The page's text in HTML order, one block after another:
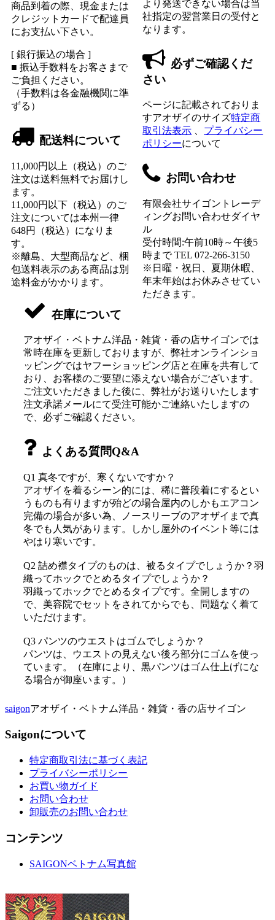
商品到着の際、現金または
クレジットカードで配達員
にお支払い下さい。
[ 銀行振込の場合 ]
■ 振込手数料をお客さまで
ご負担ください。
（手数料は各金融機関に準
ずる）
配送料について
11,000円以上（税込）のご
注文は送料無料でお届けし
ます。
11,000円以下（税込）のご
注文については本州一律
648円（税込）になりま
す。
※離島、大型商品など、梱
包送料表示のある商品は別
途料金がかかります。
より発送できない場合は当
社指定の翌営業日の受付と
なります。
必ずご確認くだ
さい
ページに記載されておりま
すアオザイのサイズ特定商
取引法表示 、 プライバシー
ポリシーについて
お問い合わせ
有限会社サイゴントレーデ
ィングお問い合わせダイヤ
ル
受付時間:午前10時～午後5
時まで TEL 072-266-3150
※日曜・祝日、夏期休暇、
年末年始はお休みさせてい
ただきます。
在庫について
アオザイ・ベトナム洋品・雑貨・香の店サイゴンでは
常時在庫を更新しておりますが、弊社オンラインショ
ッピングではヤフーショッピング店と在庫を共有して
おり、お客様のご要望に添えない場合がございます。
ご注文いただきました後に、弊社がお送りいたします
注文承諾メールにて受注可能かご連絡いたしますの
で、必ずご確認ください。
よくある質問Q&A
Q1 真冬ですが、寒くないですか？
アオザイを着るシーン的には、稀に普段着にするとい
うものも有りますが殆どの場合屋内のしかもエアコン
完備の場合が多い為、ノースリーブのアオザイまで真
冬でも人気があります。しかし屋外のイベント等には
やはり寒いです。
Q2 詰め襟タイプのものは、被るタイプでしょうか？羽
織ってホックでとめるタイプでしょうか？
羽織ってホックでとめるタイプです。全開しますの
で、美容院でセットをされてからでも、問題なく着て
いただけます。
Q3 パンツのウエストはゴムでしょうか？
パンツは、ウエストの見えない後ろ部分にゴムを使っ
ています。（在庫により、黒パンツはゴム仕上げにな
る場合が御座います。）
saigonアオザイ・ベトナム洋品・雑貨・香の店サイゴン
Saigonについて
特定商取引法に基づく表記
プライバシーポリシー
お買い物ガイド
お問い合わせ
卸販売のお問い合わせ
コンテンツ
SAIGONベトナム写真館